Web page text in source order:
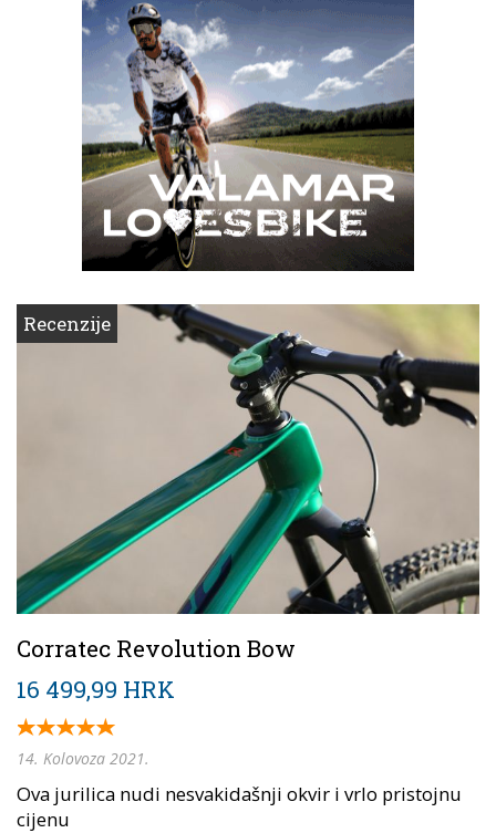
Recenzije
Corratec Revolution Bow
16 499,99 HRK
14. Kolovoza 2021.
Ova jurilica nudi nesvakidašnji okvir i vrlo pristojnu
cijenu